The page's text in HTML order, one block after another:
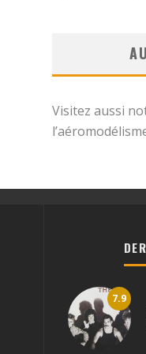
Visitez aussi
7.9